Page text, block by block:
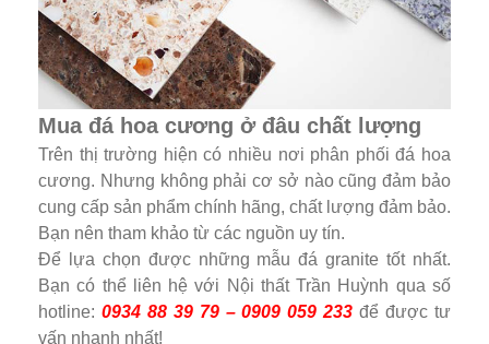
Mua đá hoa cương ở đâu chất lượng
Trên thị trường hiện có nhiều nơi phân phối đá hoa
cương. Nhưng không phải cơ sở nào cũng đảm bảo
cung cấp sản phẩm chính hãng, chất lượng đảm bảo.
Bạn nên tham khảo từ các nguồn uy tín.
Để lựa chọn được những mẫu đá granite tốt nhất.
Bạn có thể liên hệ với Nội thất Trần Huỳnh qua số
hotline: 0934 88 39 79 – 0909 059 233 để được tư
vấn nhanh nhất!